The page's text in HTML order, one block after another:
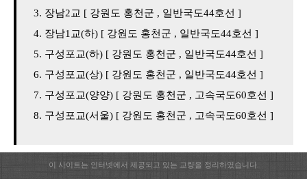
장남2교 [ 강원도 홍천군 , 일반국도44호선 ]
장남1교(하) [ 강원도 홍천군 , 일반국도44호선 ]
구성포교(하) [ 강원도 홍천군 , 일반국도44호선 ]
구성포교(상) [ 강원도 홍천군 , 일반국도44호선 ]
구성포교(양양) [ 강원도 홍천군 , 고속국도60호선 ]
구성포교(서울) [ 강원도 홍천군 , 고속국도60호선 ]
이 사이트는 인터넷에서 제공되고 있는 교량을 정리하였습니다.